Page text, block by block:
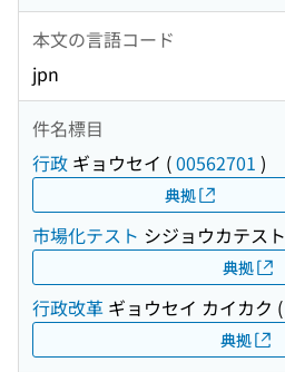
本文の言語コード
jpn
件名標目
行政 ギョウセイ (00562701 )
典拠
市場化テスト シジョウカテスト
典拠
行政改革 ギョウセイ カイカク (
典拠